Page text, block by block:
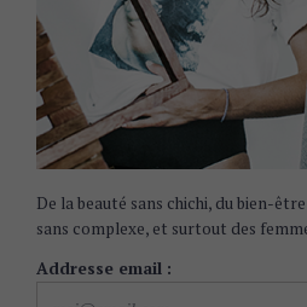
De la beauté sans chichi, du bien-
sans complexe, et surtout des
Addresse email :